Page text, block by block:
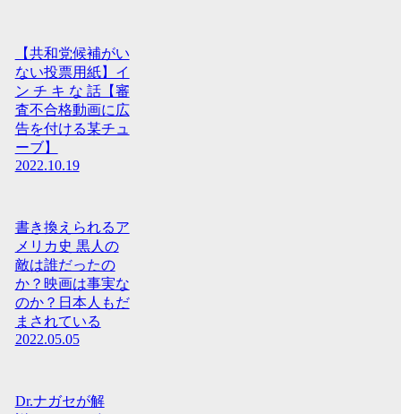
【共和党候補がい
ない投票用紙】イ
ン チ キ な 話【審
査不合格動画に広
告を付ける某チュ
ーブ】
2022.10.19
書き換えられるア
メリカ史 黒人の
敵は誰だったの
か？映画は事実な
のか？日本人もだ
まされている
2022.05.05
Dr.ナガセが解